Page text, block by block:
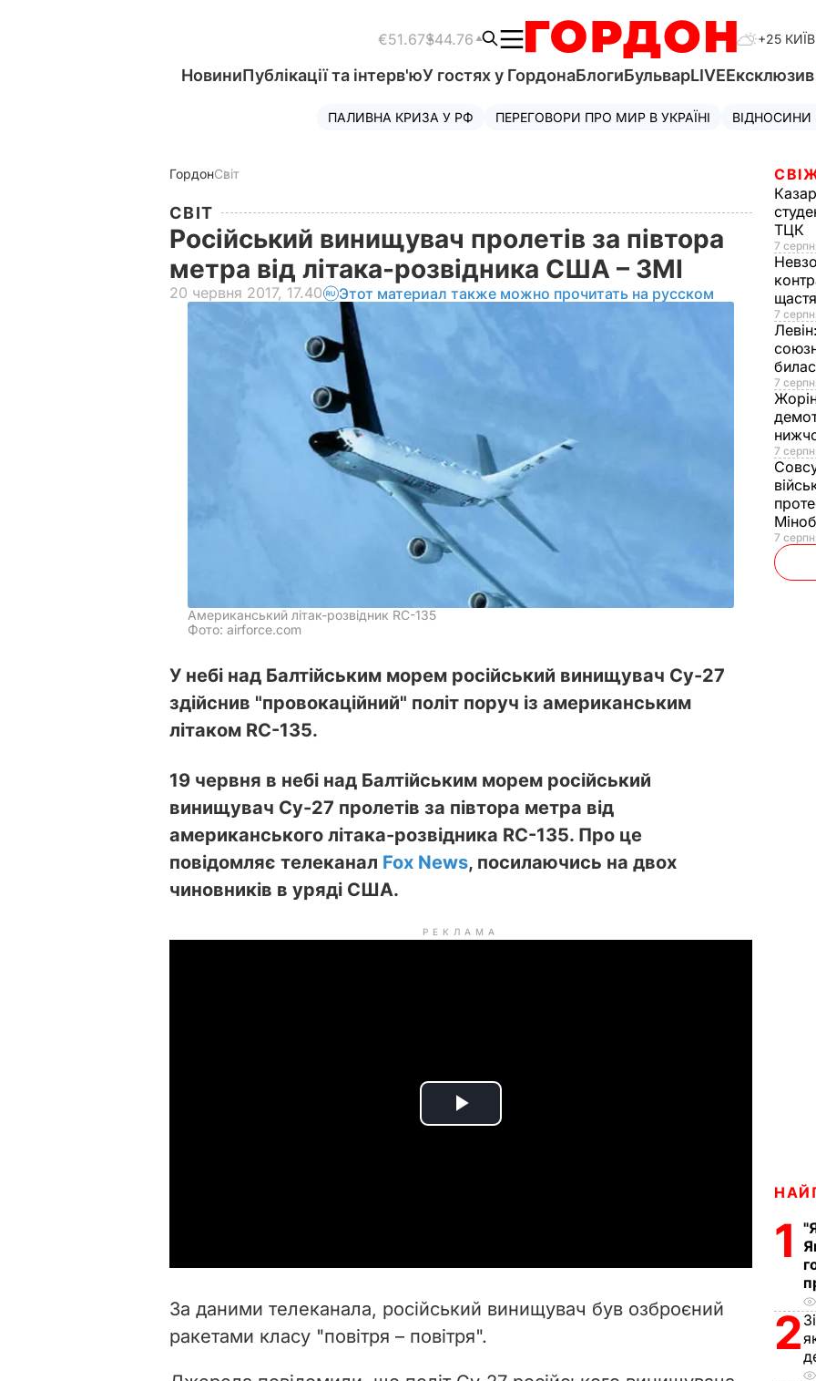
€51.67$44.76 +25 КИЇВ
НовиниПублікації та інтерв'юУ гостях у ГордонаБлогиБульварLIVEЕксклюзив
ПАЛИВНА КРИЗА У РФ ПЕРЕГОВОРИ ПРО МИР В УКРАЇНІ
ГордонСвіт
СВІТ
Російський винищувач пролетів за півтора
метра від літака-розвідника США – ЗМІ
20 червня 2017, 17.40 Этот материал также можно прочитать на русском
Американський літак-розвідник RC-135
Фото: airforce.com
У небі над Балтійським морем російський винищувач Су-27
здійснив "провокаційний" політ поруч із американським
літаком RC-135.
19 червня в небі над Балтійським морем російський
винищувач Су-27 пролетів за півтора метра від
американського літака-розвідника RC-135. Про це
повідомляє телеканал Fox News, посилаючись на двох
чиновників в уряді США.
РЕКЛАМА
P
i
d
За даними телеканала, російський винищувач був озброєний
ракетами класу "повітря – повітря".
ТЦК
7
щастя
7
Левін:
7
7
7
1
2